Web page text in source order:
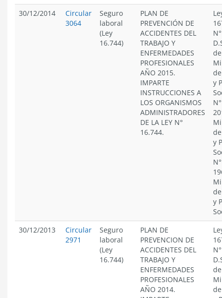
30/12/2014
Circular
3064
Seguro
laboral
(Ley
16.744)
PLAN DE
PREVENCIÓN DE
ACCIDENTES DEL
TRABAJO Y
ENFERMEDADES
PROFESIONALES
AÑO 2015.
IMPARTE
INSTRUCCIONES A
LOS ORGANISMOS
ADMINISTRADORES
DE LA LEY N°
16.744.
y
y
y
30/12/2013
Circular
2971
Seguro
laboral
(Ley
16.744)
PLAN DE
PREVENCION DE
ACCIDENTES DEL
TRABAJO Y
ENFERMEDADES
PROFESIONALES
AÑO 2014.